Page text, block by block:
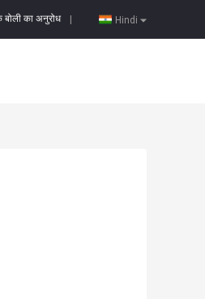
Hindi
बोली का अनुरोध